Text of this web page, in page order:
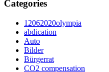
Categories
12062020olympia
abdication
Auto
Bilder
Bürgerrat
CO2 compensation